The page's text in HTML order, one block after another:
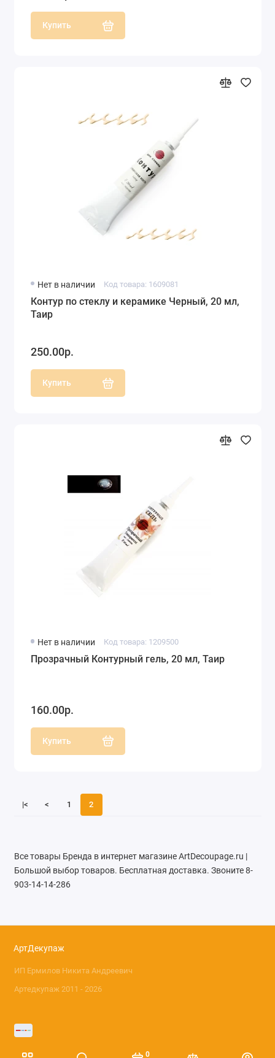
0
Купить
Нет в наличии Код товара: 1609081
Контур по стеклу и керамике Черный, 20 мл,
Таир
250.00р.
Купить
Нет в наличии Код товара: 1209500
Прозрачный Контурный гель, 20 мл, Таир
160.00р.
Купить
|< < 1 2
Все товары Бренда в интернет магазине ArtDecoupage.ru |
Большой выбор товаров. Бесплатная доставка. Звоните 8-
903-14-14-286
АртДекупаж
ИП Ермилов Никита Андреевич
Артедкупаж 2011 - 2026